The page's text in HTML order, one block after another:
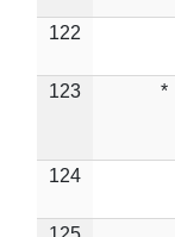
122
123 *
124